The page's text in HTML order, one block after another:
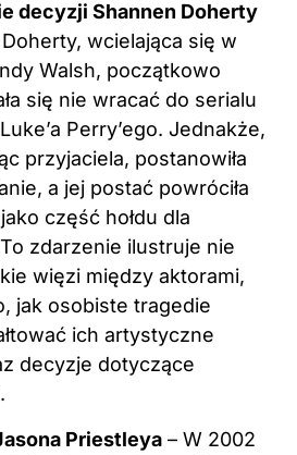
decyzji Shannen Doherty
wcielająca się w
Walsh, początkowo
się nie wracać do serialu
Perry’ego. Jednakże,
przyjaciela, postanowiła
a jej postać powróciła
część hołdu dla
zdarzenie ilustruje nie
więzi między aktorami,
jak osobiste tragedie
ich artystyczne
decyzje dotyczące
Priestleya – W 2002